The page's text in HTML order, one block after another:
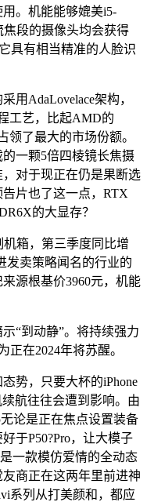
。机能能够媲美i5-
焦段的摄像头均会获得
具有相当精准的人脸识
AdaLovelace架构，
工艺，比起AMD的
领了最大的市场份额。
一颗5倍四棱镜长焦摄
对于现正在仍是果断选
告片也了这一点，RTX
的大显存？
箱，第三季度同比增
发卖策略闻名的行业的
源根基价3960元，机能
“到动静”。将持续强力
正在2024年将苏醒。
势，只要大杯的iPhone
航往往会遭到影响。由
论是正在焦点设置装备
于P50?Pro，让大模子
一款模仿爱情的全动态
商正在这两年里前进神
系列从打美颜和，都应